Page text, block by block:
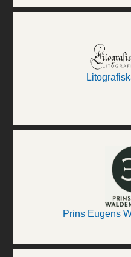
Prins Eugens